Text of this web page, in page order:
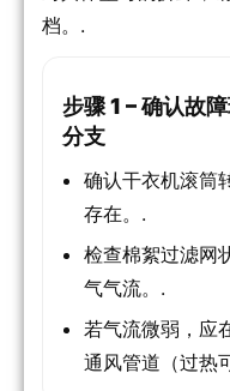
档。.
步骤 1 – 确认故
分支
确认干衣机滚筒
存在。.
检查棉絮过滤网
气气流。.
若气流微弱，应
通风管道（过热